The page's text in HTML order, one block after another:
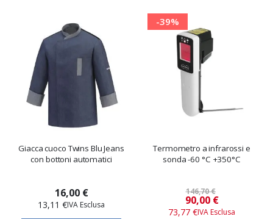
Giacca cuoco Twins Blu Jeans
con bottoni automatici
16,00 €
13,11 €
-39%
Termometro a infrarossi e
sonda -60 °C +350°C
146,70 €
Prezzo
speciale
90,00 €
73,77 €